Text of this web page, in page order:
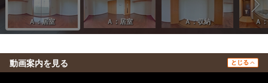
動画案内を見る とじる